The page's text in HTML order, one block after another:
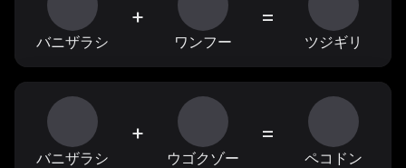
バニザラシ
+
ワンフー
=
ツジギリ
バニザラシ
+
ウゴクゾー
=
ペコドン